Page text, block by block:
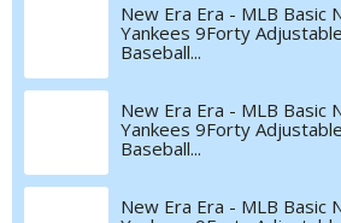
New Era Era - MLB Basic
Yankees 9Forty
Baseball...
New Era Era - MLB Basic
Yankees 9Forty
Baseball...
New Era Era - MLB Basic